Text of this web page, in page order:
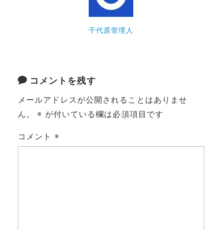
千代原管理人
コメントを残す
メールアドレスが公開されることはありませ
ん。
※ が付いている欄は必須項目です
コメント ※